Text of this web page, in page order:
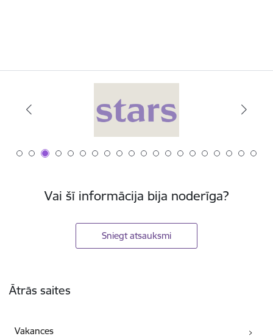
Vai šī informācija bija noderīga?
Sniegt atsauksmi
Ātrās saites
Vakances